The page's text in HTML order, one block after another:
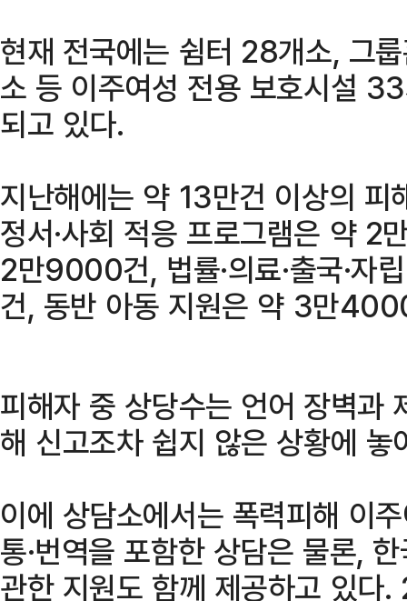
현재 전국에는 쉼터 28개소, 그
소 등 이주여성 전용 보호시설
되고 있다.
지난해에는 약 13만건 이상의 피
정서·사회 적응 프로그램은 약 2
2만9000건, 법률·의료·출국·
건, 동반 아동 지원은 약 3만
피해자 중 상당수는 언어 장벽과
해 신고조차 쉽지 않은 상황에
이에 상담소에서는 폭력피해 이
통·번역을 포함한 상담은 물론,
관한 지원도 함께 제공하고 있